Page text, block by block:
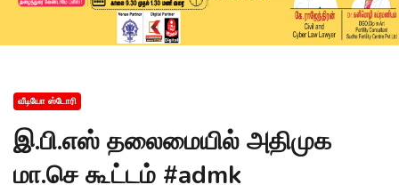
வீடியோ ஸ்டோரி
இ.பி.எஸ் தலைமையில் அதிமுக
மா.செ கூட்டம் #admk